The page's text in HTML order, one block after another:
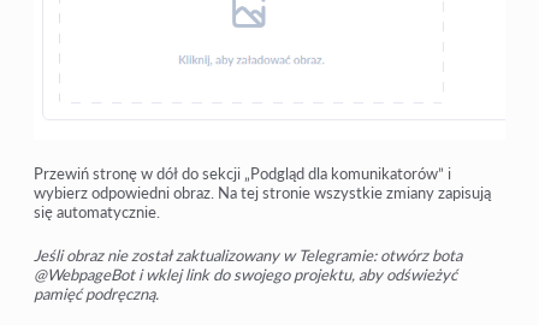
Przewiń stronę w dół do sekcji „Podgląd dla komunikatorów” i
wybierz odpowiedni obraz. Na tej stronie wszystkie zmiany zapisują
się automatycznie.
Jeśli obraz nie został zaktualizowany w Telegramie: otwórz bota
@WebpageBot i wklej link do swojego projektu, aby odświeżyć
pamięć podręczną.